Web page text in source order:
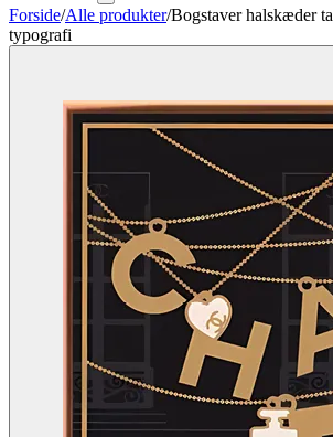
Forside/Alle produkter/Bogstaver halskæder
typografi